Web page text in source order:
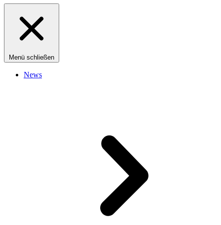
Menü schließen
News